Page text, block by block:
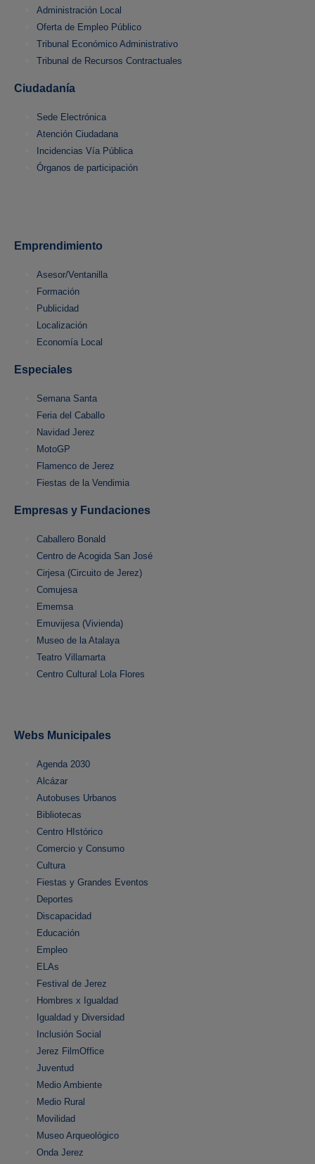
Administración Local
Oferta de Empleo Público
Tribunal Económico Administrativo
Tribunal de Recursos Contractuales
Ciudadanía
Sede Electrónica
Atención Ciudadana
Incidencias Vía Pública
Órganos de participación
Emprendimiento
Asesor/Ventanilla
Formación
Publicidad
Localización
Economía Local
Especiales
Semana Santa
Feria del Caballo
Navidad Jerez
MotoGP
Flamenco de Jerez
Fiestas de la Vendimia
Empresas y Fundaciones
Caballero Bonald
Centro de Acogida San José
Cirjesa (Circuito de Jerez)
Comujesa
Ememsa
Emuvijesa (Vivienda)
Museo de la Atalaya
Teatro Villamarta
Centro Cultural Lola Flores
Webs Municipales
Agenda 2030
Alcázar
Autobuses Urbanos
Bibliotecas
Centro HIstórico
Comercio y Consumo
Cultura
Fiestas y Grandes Eventos
Deportes
Discapacidad
Educación
Empleo
ELAs
Festival de Jerez
Hombres x Igualdad
Igualdad y Diversidad
Inclusión Social
Jerez FilmOffice
Juventud
Medio Ambiente
Medio Rural
Movilidad
Museo Arqueológico
Onda Jerez